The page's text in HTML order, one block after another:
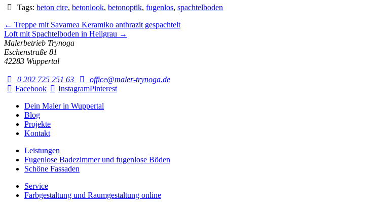
Tags:beton cire,betonlook,betonoptik,fugenlos,spachtelboden
← Treppe mit Savamea Keramiko anthrazit gespachtelt
Loft mit Spachtelboden in Hellgrau →
Malerbetrieb Trynoga
Eschenstraße 81
42283 Wuppertal
0 202 725 251 63
office@maler-trynoga.de
Facebook
InstagramPinterest
Dein Maler in Wuppertal
Blog
Projekte
Kontakt
Leistungen
Fugenlose Badezimmer und fugenlose Böden
Schöne Fassaden
Service
Farbgestaltung und Raumgestaltung online